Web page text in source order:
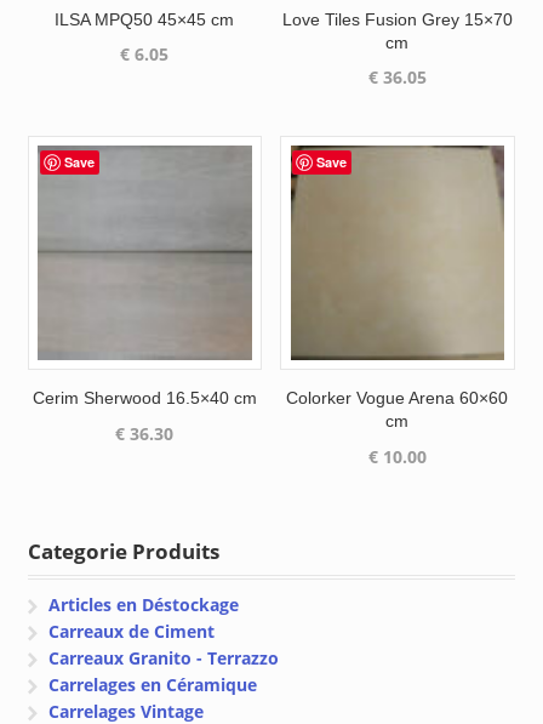
ILSA MPQ50 45×45 cm
€ 6.05
Love Tiles Fusion Grey 15×70
cm
€36.05
Save
Cerim Sherwood 16.5×40 cm
€ 36.30
Save
Colorker Vogue Arena 60×60
cm
€10.00
Categorie Produits
Articles en Déstockage
Carreaux de Ciment
Carreaux Granito - Terrazzo
Carrelages en Céramique
Carrelages Vintage